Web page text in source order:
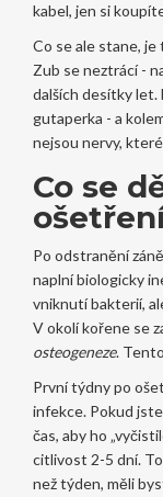
kabel, jen si
Co se ale stane,
Zub se neztrácí -
dalších desítky let.
gutaperka - a
nejsou nervy,
Co se
Po odstranění
naplní biologicky
vniknutí bakterií,
V okolí kořene se
osteogeneze.
První týdny po
infekce. Pokud
čas, aby ho
citlivost 2-5 dní.
než týden, měli